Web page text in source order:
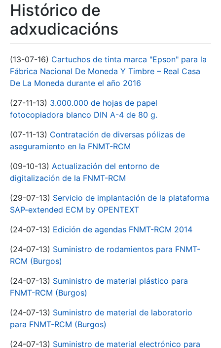
Histórico de
adxudicacións
(13-07-16) Cartuchos de tinta marca "Epson" para la
Fábrica Nacional De Moneda Y Timbre – Real Casa
De La Moneda durante el año 2016
(27-11-13) 3.000.000 de hojas de papel
fotocopiadora blanco DIN A-4 de 80 g.
(07-11-13) Contratación de diversas pólizas de
aseguramiento en la FNMT-RCM
(09-10-13) Actualización del entorno de
digitalización de la FNMT-RCM
(29-07-13) Servicio de implantación de la plataforma
SAP-extended ECM by OPENTEXT
(24-07-13) Edición de agendas FNMT-RCM 2014
(24-07-13) Suministro de rodamientos para FNMT-
RCM (Burgos)
(24-07-13) Suministro de material plástico para
FNMT-RCM (Burgos)
(24-07-13) Suministro de material de laboratorio
para FNMT-RCM (Burgos)
(24-07-13) Suministro de material electrónico para